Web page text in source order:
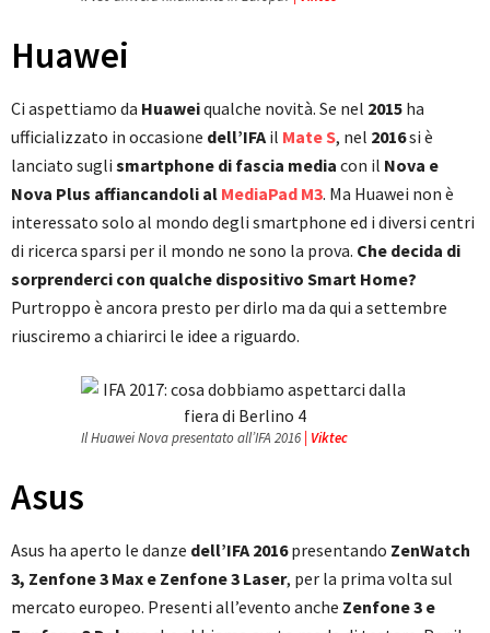
Huawei
Ci aspettiamo da Huaweiqualche novità. Se nel 2015 ha
ufficializzato in occasione dell’IFAil Mate S, nel 2016si è
lanciato sugli smartphone di fascia media con il Nova e
Nova Plus affiancandoli al MediaPad M3. Ma Huawei non è
interessato solo al mondo degli smartphone ed i diversi centri
di ricerca sparsi per il mondo ne sono la prova. Che decida di
sorprenderci con qualche dispositivo Smart Home?
Purtroppo è ancora presto per dirlo ma da qui a settembre
riusciremo a chiarirci le idee a riguardo.
Il Huawei Nova presentato all’IFA 2016 | Viktec
Asus
Asus ha aperto le danze dell’IFA 2016presentando ZenWatch
3, Zenfone 3 Max e Zenfone 3 Laser, per la prima volta sul
mercato europeo. Presenti all’evento anche Zenfone 3 e